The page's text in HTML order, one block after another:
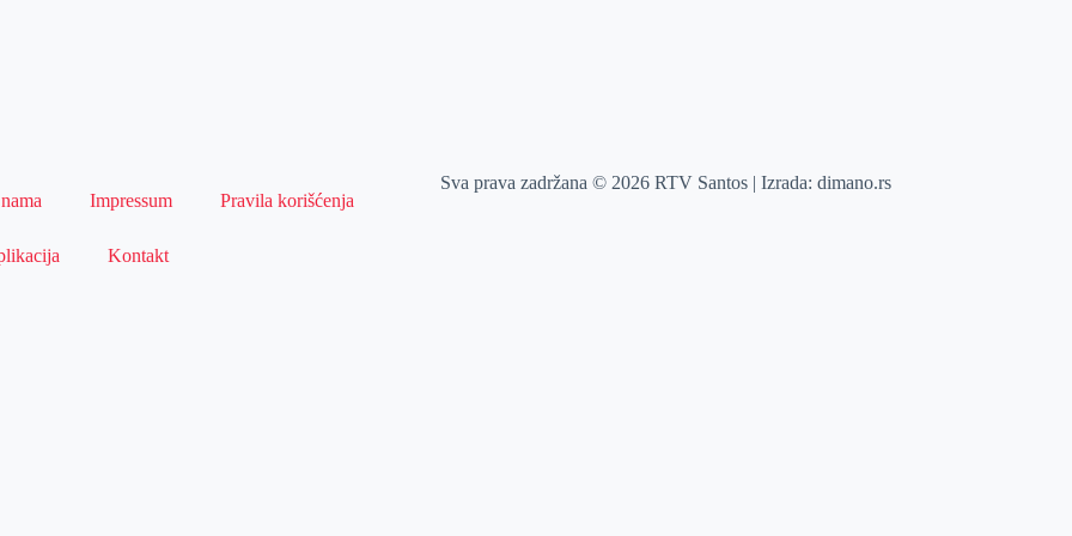
Impressum Pravila korišćenja
Kontakt
Sva prava zadržana © 2026 RTV Santos | Izrada:dimano.rs